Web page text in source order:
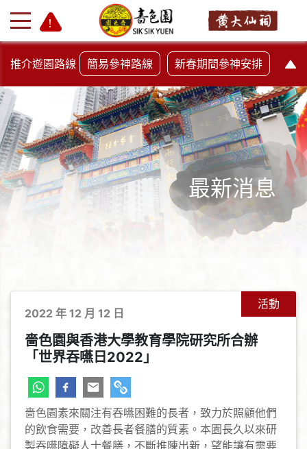
+ -
推介遊園路線 簡易參神路線 新春期間參神安排
最新消息
活動
2022 年 12 月 12 日
嗇色園與香港大學教育學院研究所合辦
「世界吞嚥日2022」
嗇色園素來關注有吞嚥困難的長者，致力於照顧他們
的飲食需要，改善長者餐膳的質素。本園長久以來研
製吞嚥障礙人士餐膳，不斷推陳出新，望能讓有需要